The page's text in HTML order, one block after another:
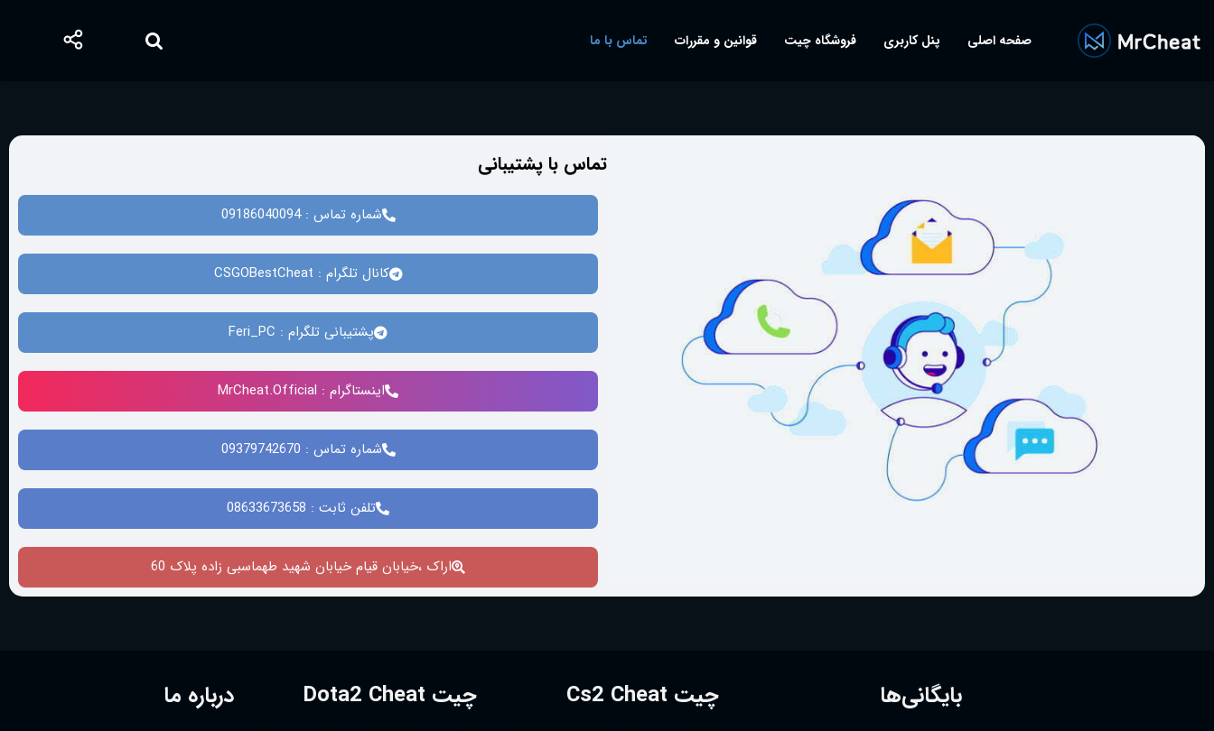
صفحه اصلی پنل کاربری فروشگاه چیت قوانین و مقررات تماس با ما
تماس با پشتیبانی
شماره تماس : 09186040094
کانال تلگرام : CSGOBestCheat
پشتیبانی تلگرام : Feri_PC
اینستاگرام : MrCheat.Official
شماره تماس : 09379742670
تلفن ثابت : 08633673658
اراک ،خیابان قیام خیابان شهید طهماسبی زاده پلاک 60
بایگانی‌ها چیت Cs2 Cheat چیت Dota2 Cheat درباره ما